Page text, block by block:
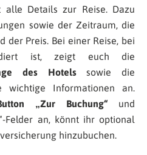
Details zur Reise. Dazu
sowie der Zeitraum, die
der Preis. Bei einer Reise, bei
ist, zeigt euch die
des Hotelssowie die
wichtige Informationen an.
„Zur Buchung“ und
Felder an, könnt ihr optional
hinzubuchen.